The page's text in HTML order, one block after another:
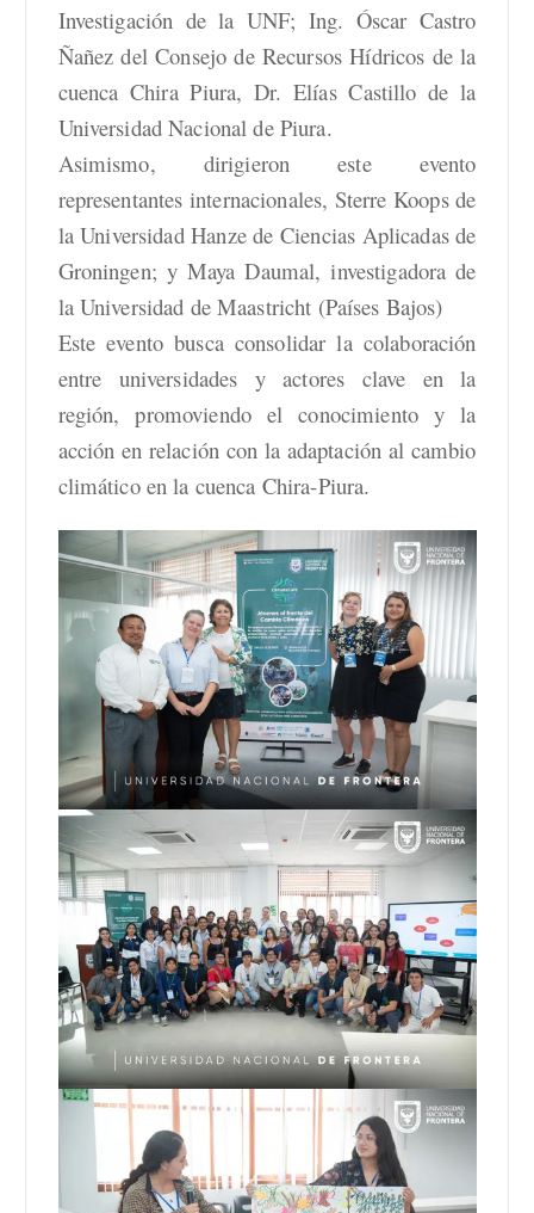
Investigación de la UNF; Ing. Óscar Castro
Ñañez del Consejo de Recursos Hídricos de la
cuenca Chira Piura, Dr. Elías Castillo de la
Universidad Nacional de Piura.
Asimismo, dirigieron este evento
representantes internacionales, Sterre Koops de
la Universidad Hanze de Ciencias Aplicadas de
Groningen; y Maya Daumal, investigadora de
la Universidad de Maastricht (Países Bajos)
Este evento busca consolidar la colaboración
entre universidades y actores clave en la
región, promoviendo el conocimiento y la
acción en relación con la adaptación al cambio
climático en la cuenca Chira-Piura.